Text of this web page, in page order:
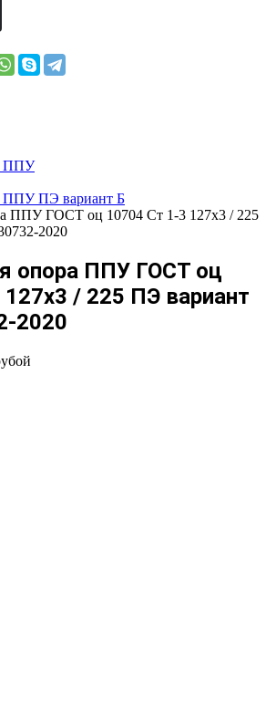
ППУ
ППУ ПЭ вариант Б
ППУ ГОСТ оц 10704 Ст 1-3 127x3 / 225
2020
опора ППУ ГОСТ оц
/ 225 ПЭ вариант
2020